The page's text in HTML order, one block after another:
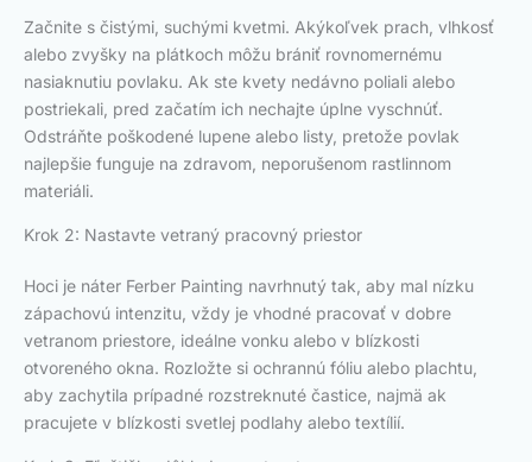
Začnite s čistými, suchými kvetmi. Akýkoľvek prach, vlhkosť
alebo zvyšky na plátkoch môžu brániť rovnomernému
nasiaknutiu povlaku. Ak ste kvety nedávno poliali alebo
postriekali, pred začatím ich nechajte úplne vyschnúť.
Odstráňte poškodené lupene alebo listy, pretože povlak
najlepšie funguje na zdravom, neporušenom rastlinnom
materiáli.
Krok 2: Nastavte vetraný pracovný priestor
Hoci je náter Ferber Painting navrhnutý tak, aby mal nízku
zápachovú intenzitu, vždy je vhodné pracovať v dobre
vetranom priestore, ideálne vonku alebo v blízkosti
otvoreného okna. Rozložte si ochrannú fóliu alebo plachtu,
aby zachytila prípadné rozstreknuté častice, najmä ak
pracujete v blízkosti svetlej podlahy alebo textílií.